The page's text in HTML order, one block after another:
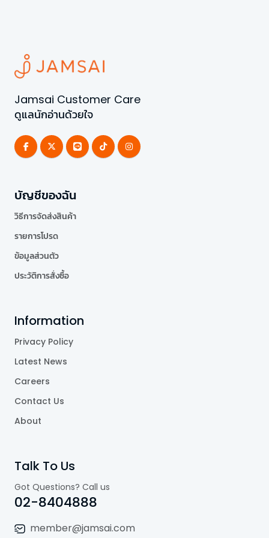
Jamsai Customer Care
ดูแลนักอ่านด้วยใจ
บัญชีของฉัน
วิธีการจัดส่งสินค้า
รายการโปรด
ข้อมูลส่วนตัว
ประวัติการสั่งซื้อ
Information
Privacy Policy
Latest News
Careers
Contact Us
About
Talk To Us
Got Questions? Call us
02-8404888
member@jamsai.com